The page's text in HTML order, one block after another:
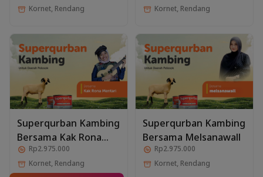
Kornet, Rendang
Kornet, Rendang
Superqurban Kambing
Bersama Kak Rona
Mentari
Rp2.975.000
Kornet, Rendang
Superqurban Kambing
Bersama Melsanawall
Rp2.975.000
Kornet, Rendang